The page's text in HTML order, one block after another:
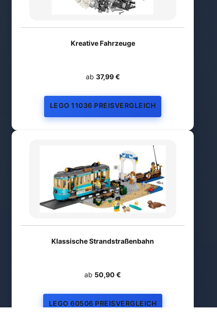
Kreative Fahrzeuge
ab 37,99 €
LEGO 11036 PREISVERGLEICH
Klassische Strandstraßenbahn
ab 50,90 €
LEGO 60506 PREISVERGLEICH